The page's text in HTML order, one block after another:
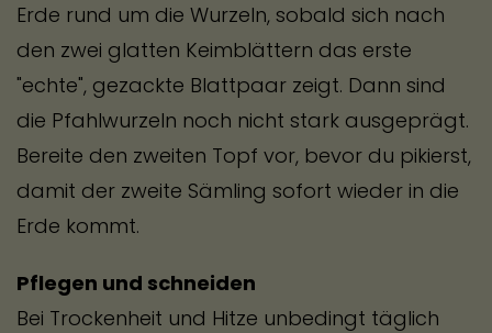
Erde rund um die Wurzeln, sobald sich nach
den zwei glatten Keimblättern das erste
"echte", gezackte Blattpaar zeigt. Dann sind
die Pfahlwurzeln noch nicht stark ausgeprägt.
Bereite den zweiten Topf vor, bevor du pikierst,
damit der zweite Sämling sofort wieder in die
Erde kommt.
Pflegen und schneiden
Bei Trockenheit und Hitze unbedingt täglich